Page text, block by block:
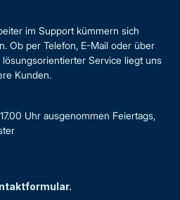
im Support kümmern sich
Ob per Telefon, E-Mail oder über
Service liegt uns
Kunden.
Uhr ausgenommen Feiertags,
.